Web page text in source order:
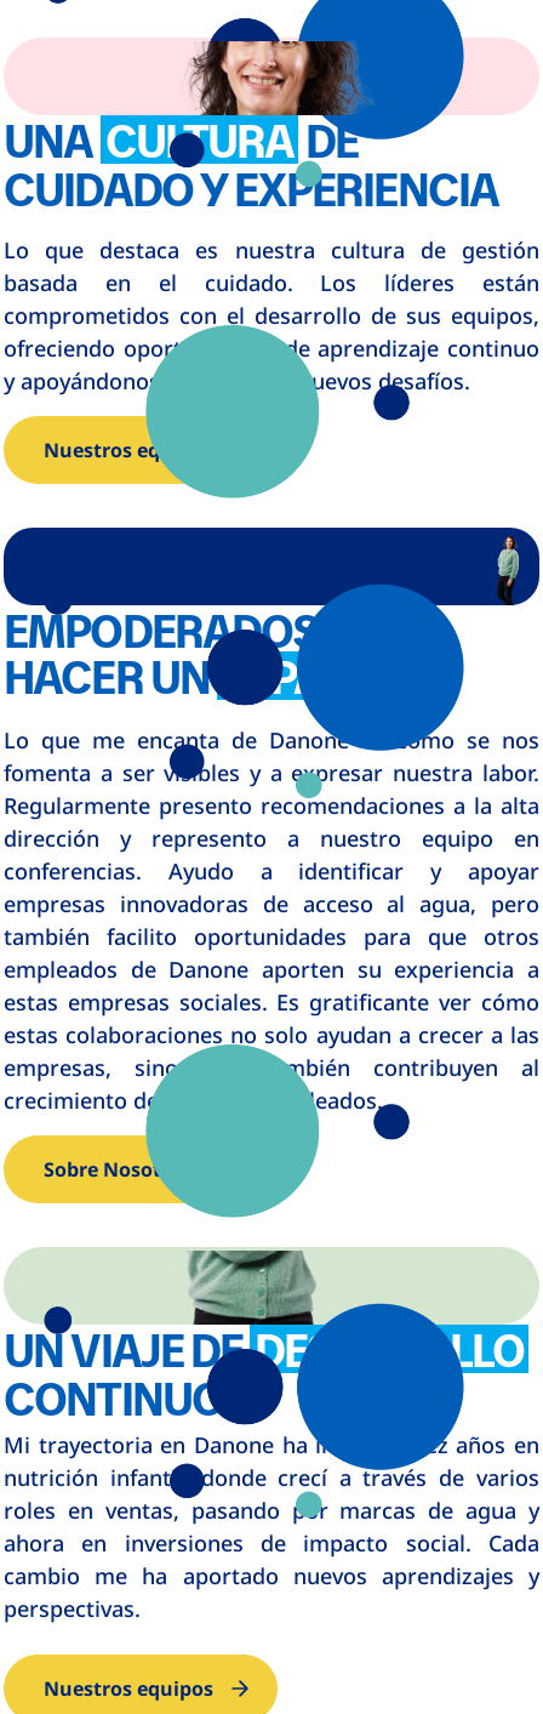
UNA CULTURA DE
CUIDADO Y EXPERIENCIA
Lo que destaca es nuestra cultura de gestión
basada en el cuidado. Los líderes están
comprometidos con el desarrollo de sus equipos,
ofreciendo oportunidades de aprendizaje continuo
y apoyándonos para asumir nuevos desafíos.
Nuestros equipos
EMPODERADOS PARA
HACER UN IMPACTO
Lo que me encanta de Danone es cómo se nos
fomenta a ser visibles y a expresar nuestra labor.
Regularmente presento recomendaciones a la alta
dirección y represento a nuestro equipo en
conferencias. Ayudo a identificar y apoyar
empresas innovadoras de acceso al agua, pero
también facilito oportunidades para que otros
empleados de Danone aporten su experiencia a
estas empresas sociales. Es gratificante ver cómo
estas colaboraciones no solo ayudan a crecer a las
empresas, sino que también contribuyen al
crecimiento de nuestros empleados.
Sobre Nosotros
UN VIAJE DEDESARROLLO
CONTINUO
Mi trayectoria en Danone ha incluido diez años en
nutrición infantil, donde crecí a través de varios
roles en ventas, pasando por marcas de agua y
ahora en inversiones de impacto social. Cada
cambio me ha aportado nuevos aprendizajes y
perspectivas.
Nuestros equipos